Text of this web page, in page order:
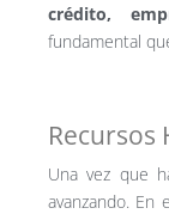
crédito,
fundamental
Recursos
Una vez que
avanzando. En